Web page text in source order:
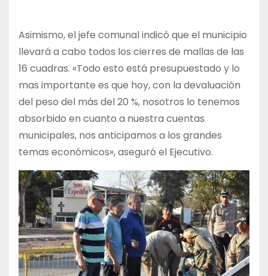
Asimismo, el jefe comunal indicó que el municipio
llevará a cabo todos los cierres de mallas de las
16 cuadras. «Todo esto está presupuestado y lo
mas importante es que hoy, con la devaluación
del peso del más del 20 %, nosotros lo tenemos
absorbido en cuanto a nuestra cuentas
municipales, nos anticipamos a los grandes
temas económicos», aseguró el Ejecutivo.